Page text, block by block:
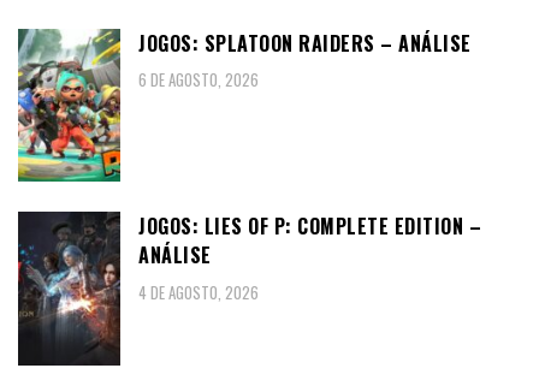
JOGOS: SPLATOON RAIDERS – ANÁLISE
6 DE AGOSTO, 2026
JOGOS: LIES OF P: COMPLETE EDITION –
ANÁLISE
4 DE AGOSTO, 2026